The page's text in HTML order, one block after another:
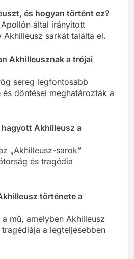
és hogyan történt ez?
által irányított
Akhilleusz sarkát találta el.
Akhilleusznak a trójai
sereg legfontosabb
döntései meghatározták a
Akhilleusz a
„Akhilleusz-sarok”
és tragédia
története a
mű, amelyben Akhilleusz
a legteljesebben